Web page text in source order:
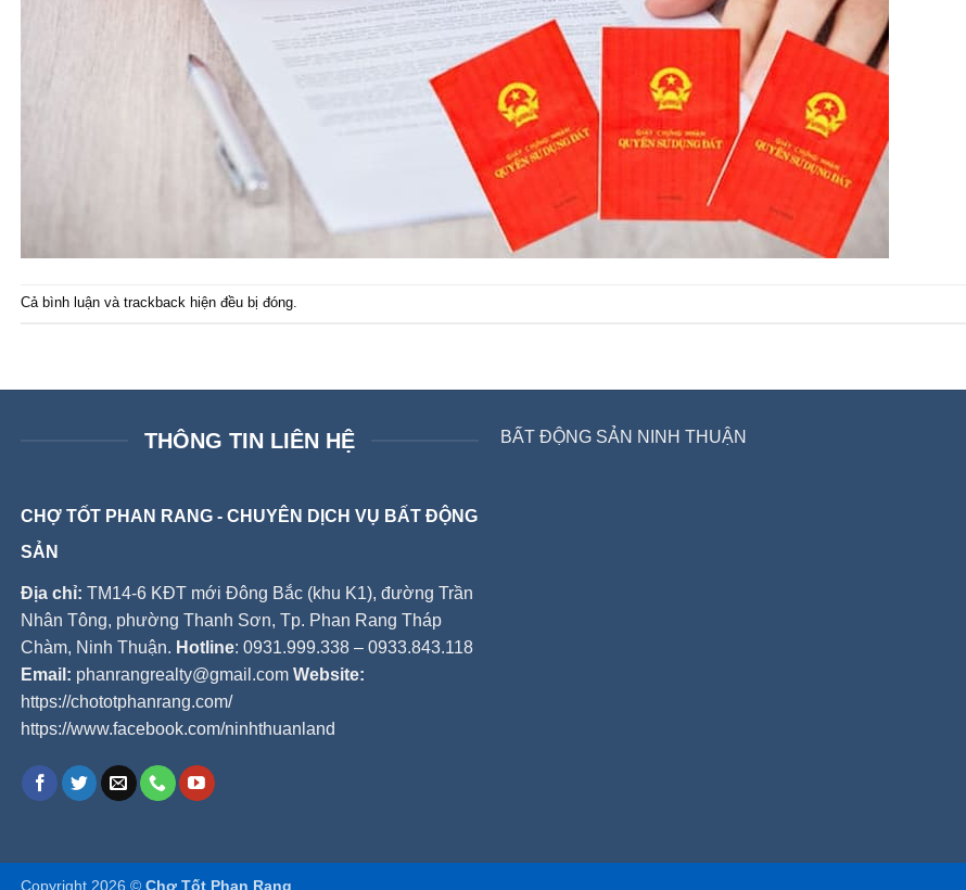
Cả bình luận và trackback hiện đều bị đóng.
THÔNG TIN LIÊN HỆ
CHỢ TỐT PHAN RANG - CHUYÊN DỊCH VỤ BẤT ĐỘNG
SẢN
Địa chỉ: TM14-6 KĐT mới Đông Bắc (khu K1), đường Trần
Nhân Tông, phường Thanh Sơn, Tp. Phan Rang Tháp
Chàm, Ninh Thuận. Hotline: 0931.999.338 – 0933.843.118
Email: phanrangrealty@gmail.com Website:
https://chototphanrang.com/
https://www.facebook.com/ninhthuanland
BẤT ĐỘNG SẢN NINH THUẬN
Copyright 2026 © Chợ Tốt Phan Rang